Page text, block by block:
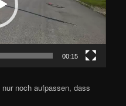
00:15
noch aufpassen, dass